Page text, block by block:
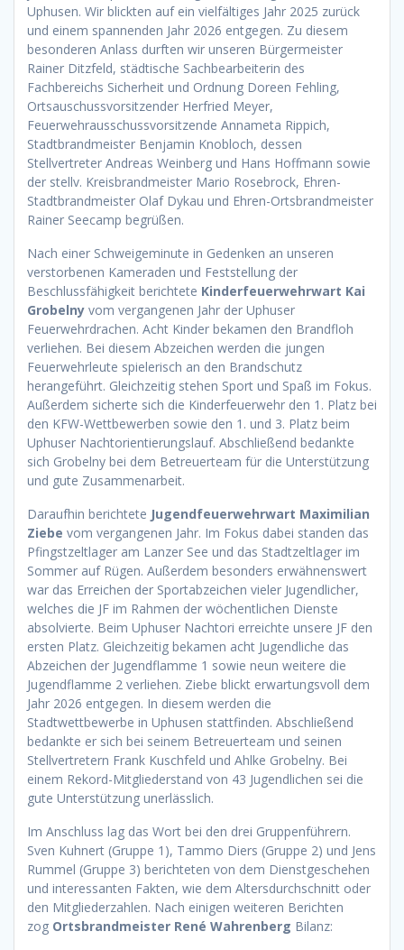
Uphusen. Wir blickten auf ein vielfältiges Jahr 2025 zurück
und einem spannenden Jahr 2026 entgegen. Zu diesem
besonderen Anlass durften wir unseren Bürgermeister
Rainer Ditzfeld, städtische Sachbearbeiterin des
Fachbereichs Sicherheit und Ordnung Doreen Fehling,
Ortsauschussvorsitzender Herfried Meyer,
Feuerwehrausschussvorsitzende Annameta Rippich,
Stadtbrandmeister Benjamin Knobloch, dessen
Stellvertreter Andreas Weinberg und Hans Hoffmann sowie
der stellv. Kreisbrandmeister Mario Rosebrock, Ehren-
Stadtbrandmeister Olaf Dykau und Ehren-Ortsbrandmeister
Rainer Seecamp begrüßen.
Nach einer Schweigeminute in Gedenken an unseren
verstorbenen Kameraden und Feststellung der
Beschlussfähigkeit berichtete Kinderfeuerwehrwart Kai
Grobelny vom vergangenen Jahr der Uphuser
Feuerwehrdrachen. Acht Kinder bekamen den Brandfloh
verliehen. Bei diesem Abzeichen werden die jungen
Feuerwehrleute spielerisch an den Brandschutz
herangeführt. Gleichzeitig stehen Sport und Spaß im Fokus.
Außerdem sicherte sich die Kinderfeuerwehr den 1. Platz bei
den KFW-Wettbewerben sowie den 1. und 3. Platz beim
Uphuser Nachtorientierungslauf. Abschließend bedankte
sich Grobelny bei dem Betreuerteam für die Unterstützung
und gute Zusammenarbeit.
Daraufhin berichtete Jugendfeuerwehrwart Maximilian
Ziebe vom vergangenen Jahr. Im Fokus dabei standen das
Pfingstzeltlager am Lanzer See und das Stadtzeltlager im
Sommer auf Rügen. Außerdem besonders erwähnenswert
war das Erreichen der Sportabzeichen vieler Jugendlicher,
welches die JF im Rahmen der wöchentlichen Dienste
absolvierte. Beim Uphuser Nachtori erreichte unsere JF den
ersten Platz. Gleichzeitig bekamen acht Jugendliche das
Abzeichen der Jugendflamme 1 sowie neun weitere die
Jugendflamme 2 verliehen. Ziebe blickt erwartungsvoll dem
Jahr 2026 entgegen. In diesem werden die
Stadtwettbewerbe in Uphusen stattfinden. Abschließend
bedankte er sich bei seinem Betreuerteam und seinen
Stellvertretern Frank Kuschfeld und Ahlke Grobelny. Bei
einem Rekord-Mitgliederstand von 43 Jugendlichen sei die
gute Unterstützung unerlässlich.
Im Anschluss lag das Wort bei den drei Gruppenführern.
Sven Kuhnert (Gruppe 1), Tammo Diers (Gruppe 2) und Jens
Rummel (Gruppe 3) berichteten von dem Dienstgeschehen
und interessanten Fakten, wie dem Altersdurchschnitt oder
den Mitgliederzahlen. Nach einigen weiteren Berichten
zog Ortsbrandmeister René Wahrenberg Bilanz: